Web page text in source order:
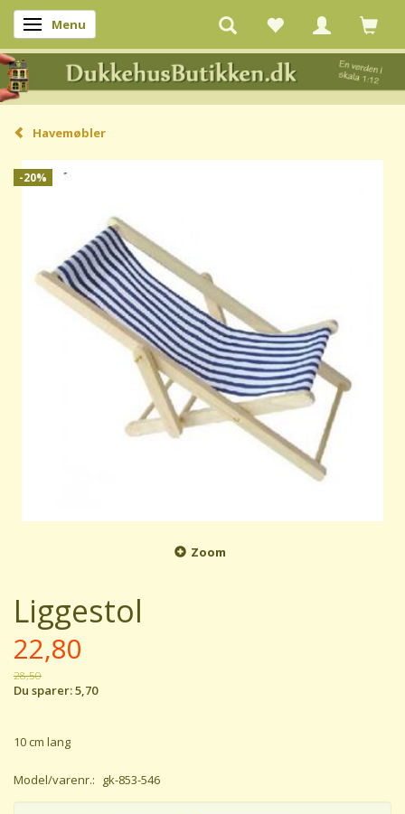
Skifte navigation
Menu
Havemøbler
-20%
Zoom
Liggestol
22,80
28,50
Du sparer:5,70
10 cm lang
Model/varenr.: gk-853-546